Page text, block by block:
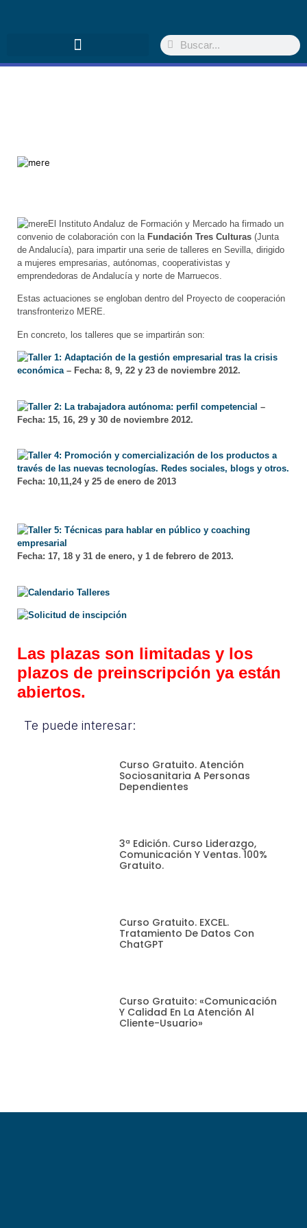
El Instituto Andaluz de Formación y Mercado ha firmado un
convenio de colaboración con la Fundación Tres Culturas (Junta
de Andalucía), para impartir una serie de talleres en Sevilla, dirigido
a mujeres empresarias, autónomas, cooperativistas y
emprendedoras de Andalu­cía y norte de Marruecos.
Estas actuaciones se engloban dentro del Proyecto de cooperación
transfronterizo MERE.
En concreto, los talleres que se impartirán son:
Taller 1: Adaptación de la gestión empresarial tras la crisis
económica – Fecha: 8, 9, 22 y 23 de noviembre 2012.
Taller 2: La trabajadora autónoma: perfil competencial –
Fecha: 15, 16, 29 y 30 de noviembre 2012.
Taller 4: Promoción y comercialización de los productos a
través de las nuevas tecnologías. Redes sociales, blogs y otros.
Fecha: 10,11,24 y 25 de enero de 2013
Taller 5: Técnicas para hablar en público y coaching
empresarial
Fecha: 17, 18 y 31 de enero, y 1 de febrero de 2013.
Calendario Talleres
Solicitud de inscipción
Las plazas son limitadas y los
plazos de preinscripción ya están
abiertos.
Te puede interesar:
Curso Gratuito. Atención
Sociosanitaria A Personas
Dependientes
3ª Edición. Curso Liderazgo,
Comunicación Y Ventas. 100%
Gratuito.
Curso Gratuito. EXCEL.
Tratamiento De Datos Con
ChatGPT
Curso Gratuito: «Comunicación
Y Calidad En La Atención Al
Cliente-Usuario»